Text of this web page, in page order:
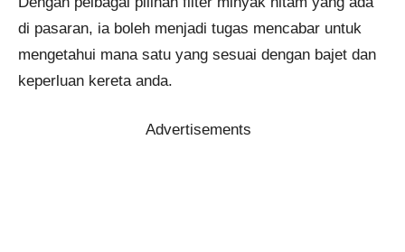
di pasaran, ia boleh menjadi tugas mencabar untuk
mengetahui mana satu yang sesuai dengan bajet dan
keperluan kereta anda.
Advertisements